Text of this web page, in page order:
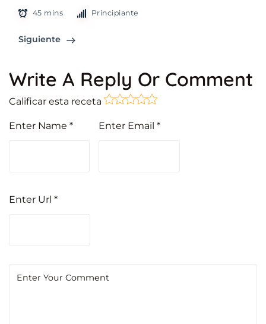
45 mins Principiante
Siguiente
Write A Reply Or Comment
Calificar esta receta
Enter Name * Enter Email*
Enter Url *